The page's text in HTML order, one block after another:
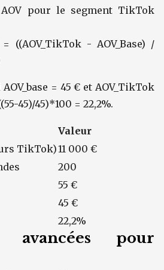
AOV pour le segment TikTok
((AOV_TikTok - AOV_Base) /
= 45 € et AOV_TikTok
45)/45)*100 = 22,2%.
Valeur
TikTok)11 000 €
200
55 €
45 €
22,2%
avancées pour